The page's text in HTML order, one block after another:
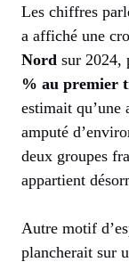
Les chiffres
a affiché une
Nord sur 2024,
% au premier
estimait qu’une
amputé
deux groupes
appartient
Autre motif
plancherait sur